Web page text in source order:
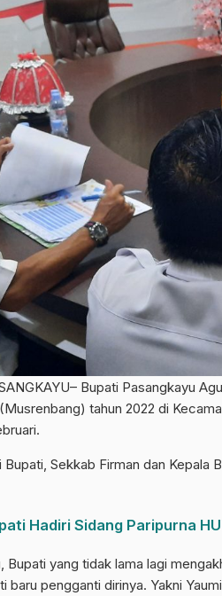
Bupati Pasangkayu
tahun 2022 di
Sekkab Firman dan Kepala
Hadiri Sidang Paripurna
Bupati yang tidak lama lagi
baru pengganti dirinya. Yakni